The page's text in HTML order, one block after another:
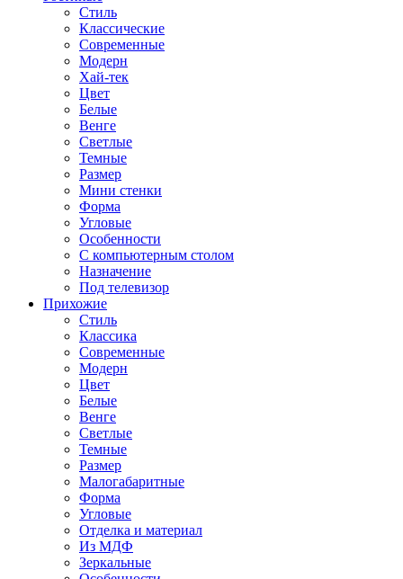
Стиль
Классические
Современные
Модерн
Хай-тек
Цвет
Белые
Венге
Светлые
Темные
Размер
Мини стенки
Форма
Угловые
Особенности
С компьютерным столом
Назначение
Под телевизор
Прихожие
Стиль
Классика
Современные
Модерн
Цвет
Белые
Венге
Светлые
Темные
Размер
Малогабаритные
Форма
Угловые
Отделка и материал
Из МДФ
Зеркальные